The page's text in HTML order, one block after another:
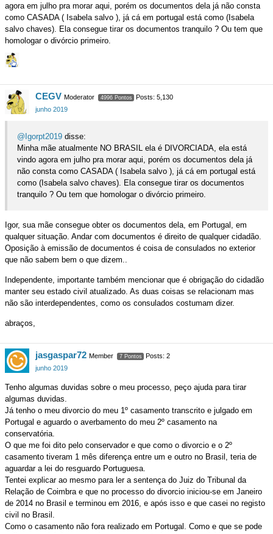
agora em julho pra morar aqui, porém os documentos dela já não consta
como CASADA ( Isabela salvo ), já cá em portugal está como (Isabela
salvo chaves). Ela consegue tirar os documentos tranquilo ? Ou tem que
homologar o divórcio primeiro.
CEGV Moderator 4996 Pontos
Posts: 5,130
junho 2019
@Igorpt2019 disse:
Minha mãe atualmente NO BRASIL ela é DIVORCIADA, ela está
vindo agora em julho pra morar aqui, porém os documentos dela já
não consta como CASADA ( Isabela salvo ), já cá em portugal está
como (Isabela salvo chaves). Ela consegue tirar os documentos
tranquilo ? Ou tem que homologar o divórcio primeiro.
Igor, sua mãe consegue obter os documentos dela, em Portugal, em
qualquer situação. Andar com documentos é direito de qualquer cidadão.
Oposição à emissão de documentos é coisa de consulados no exterior
que não sabem bem o que dizem..
Independente, importante também mencionar que é obrigação do cidadão
manter seu estado civil atualizado. As duas coisas se relacionam mas
não são interdependentes, como os consulados costumam dizer.
abraços,
jasgaspar72 Member 7 Pontos
Posts: 2
junho 2019
Tenho algumas duvidas sobre o meu processo, peço ajuda para tirar
algumas duvidas.
Já tenho o meu divorcio do meu 1º casamento transcrito e julgado em
Portugal e aguardo o averbamento do meu 2º casamento na
conservatória.
O que me foi dito pelo conservador e que como o divorcio e o 2º
casamento tiveram 1 mês diferença entre um e outro no Brasil, teria de
aguardar a lei do resguardo Portuguesa.
Tentei explicar ao mesmo para ler a sentença do Juiz do Tribunal da
Relação de Coimbra e que no processo do divorcio iniciou-se em Janeiro
de 2014 no Brasil e terminou em 2016, e após isso e que casei no registo
civil no Brasil.
Como o casamento não fora realizado em Portugal. Como e que se pode